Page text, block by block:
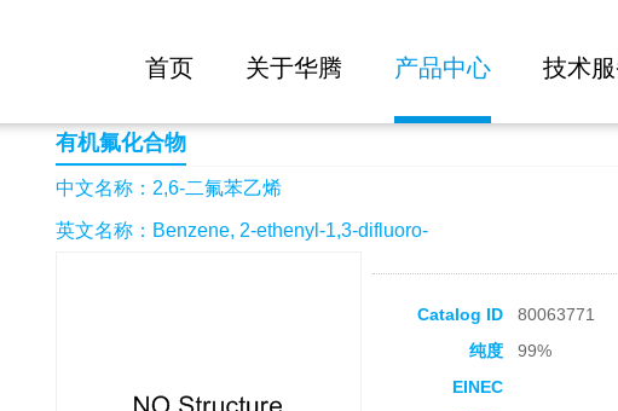
首页 关于华腾 产品中心 技术
2,6-二氟苯乙烯
有机氟化合物
中文名称：2,6-二氟苯乙烯
英文名称：Benzene, 2-ethenyl-1,3-difluoro-
Catalog ID 80063771
纯度
99%
EINEC